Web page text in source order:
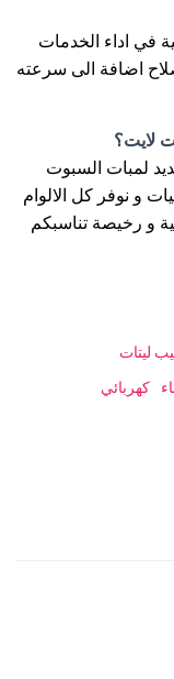
في اداء الخدمات
اضافة الى سرعته
لايت؟
لمبات السبوت
و نوفر كل الالوام
و رخيصة تناسبكم
ليتات
كهربائي